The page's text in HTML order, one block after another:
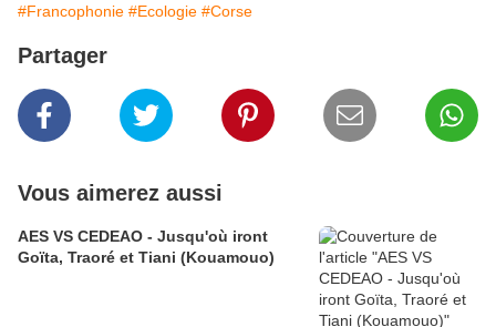
#Francophonie #Ecologie #Corse
Partager
Vous aimerez aussi
AES VS CEDEAO - Jusqu'où iront
Goïta, Traoré et Tiani (Kouamouo)